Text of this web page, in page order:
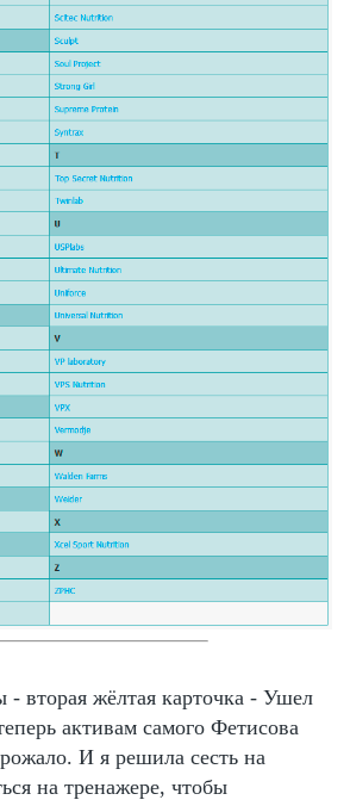
- вторая жёлтая карточка - Ушел
активам самого Фетисова
И я решила сесть на
на тренажере, чтобы